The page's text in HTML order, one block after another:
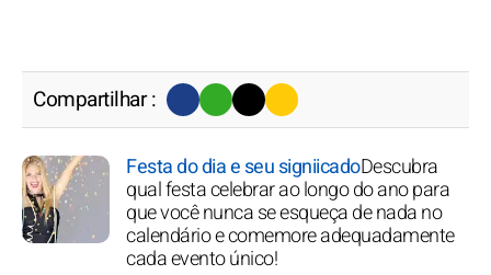
Compartilhar :
Festa do dia e seu signiicadoDescubra
qual festa celebrar ao longo do ano para
que você nunca se esqueça de nada no
calendário e comemore adequadamente
cada evento único!